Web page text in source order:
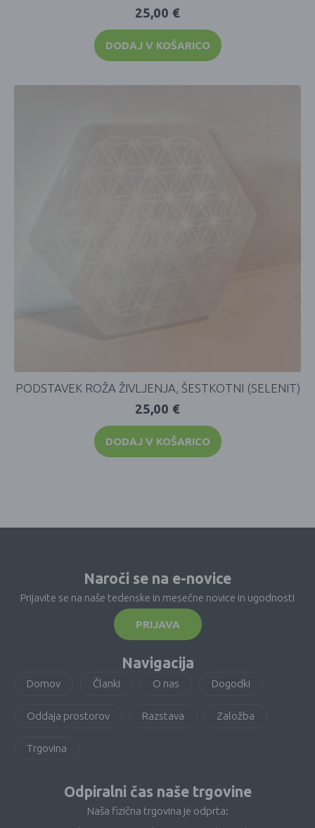
25,00 €
DODAJ V KOŠARICO
PODSTAVEK ROŽA ŽIVLJENJA, ŠESTKOTNI (SELENIT)
25,00 €
DODAJ V KOŠARICO
Naroči se na e-novice
Prijavite se na naše tedenske in mesečne novice in ugodnosti
PRIJAVA
Navigacija
Domov Članki O nas Dogodki
Oddaja prostorov Razstava Založba
Trgovina
Odpiralni čas naše trgovine
Naša fizična trgovina je odprta: